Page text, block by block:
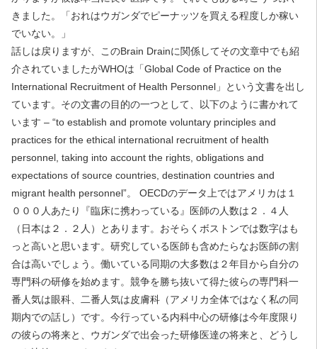
きました。「おれはウガンダでピーナッツを買える程度しか稼い
でいない。」
話しは戻りますが、このBrain Drainに関係してその文章中でも紹
介されていましたがWHOは「Global Code of Practice on the
International Recruitment of Health Personnel」という文書を出し
ています。その文書の目的の一つとして、以下のように書かれて
います – “to establish and promote voluntary principles and
practices for the ethical international recruitment of health
personnel, taking into account the rights, obligations and
expectations of source countries, destination countries and
migrant health personnel”。 OECDのデータ上ではアメリカは１
０００人あたり『臨床に携わっている』医師の人数は２．４人
（日本は２．２人）とあります。おそらくボストンでは数字はも
っと高いと思います。研究している医師も含めたらなお医師の割
合は高いでしょう。働いている同期の大多数は２年目から自分の
専門科の研修を始めます。競争を勝ち抜いて得た彼らの専門科一
番人気は眼科、二番人気は皮膚科（アメリカ全体ではなく私の同
期内での話し）です。今行っている内科中心の研修は今年度限り
の彼らの将来と、ウガンダで出会った研修医達の将来と、どうし